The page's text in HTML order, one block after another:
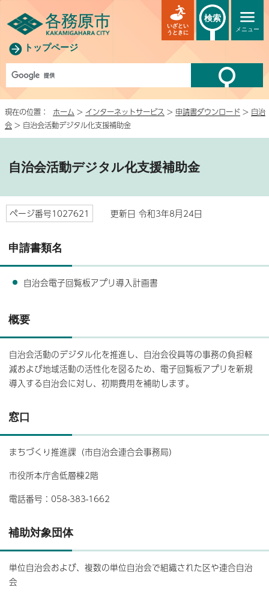
トップページ
メニュー
いざとい
うときに
検索
現在の位置： ホーム > インターネットサービス > 申請書ダウンロード > 自治
会 > 自治会活動デジタル化支援補助金
自治会活動デジタル化支援補助金
ページ番号1027621 更新日 令和3年8月24日
申請書類名
自治会電子回覧板アプリ導入計画書
概要
自治会活動のデジタル化を推進し、自治会役員等の事務の負担軽
減および地域活動の活性化を図るため、電子回覧板アプリを新規
導入する自治会に対し、初期費用を補助します。
窓口
まちづくり推進課（市自治会連合会事務局）
市役所本庁舎低層棟2階
電話番号：058-383-1662
補助対象団体
単位自治会および、複数の単位自治会で組織された区や連合自治
会